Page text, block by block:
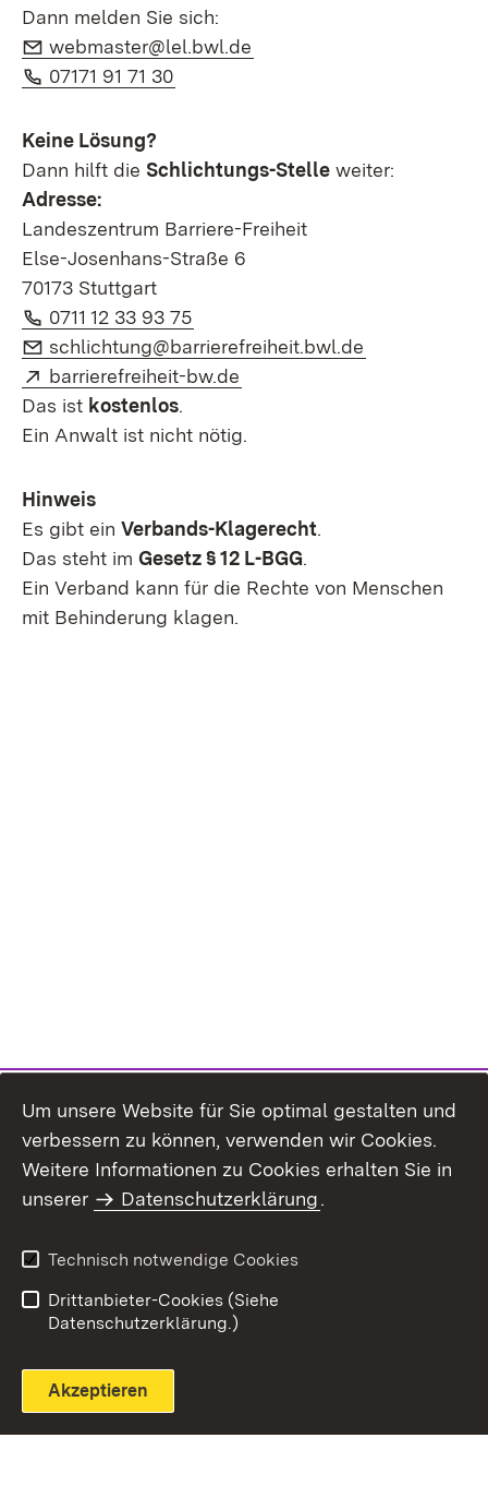
Dann melden Sie sich:
E-Mail:
webmaster@lel.bwl.de
Telefon:
07171 91 71 30
Keine Lösung?
Dann hilft die Schlichtungs-Stelle weiter:
Adresse:
Landeszentrum Barriere-Freiheit
Else-Josenhans-Straße 6
70173 Stuttgart
Telefon:
0711 12 33 93 75
E-Mail:
schlichtung@barrierefreiheit.bwl.de
Extern:
barrierefreiheit-bw.de
Das ist kostenlos.
Ein Anwalt ist nicht nötig.
Hinweis
Es gibt ein Verbands-Klagerecht.
Das steht im Gesetz § 12 L-BGG.
Ein Verband kann für die Rechte von Menschen
mit Behinderung klagen.
Themenübersicht
Um unsere Website für Sie optimal gestalten und
verbessern zu können, verwenden wir Cookies.
Weitere Informationen zu Cookies erhalten Sie in
unserer
Datenschutzerklärung.
Technisch notwendige Cookies
Drittanbieter-Cookies (Siehe
Datenschutzerklärung.)
Akzeptieren